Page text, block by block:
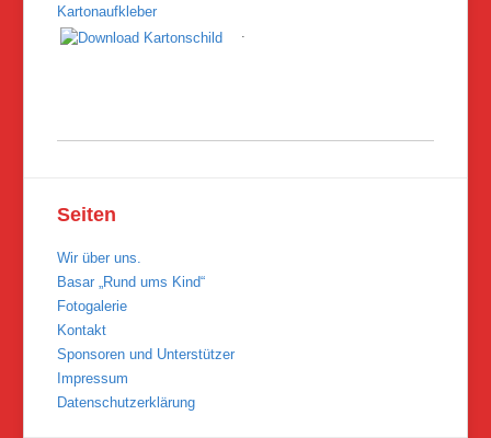
Kartonaufkleber
.
Seiten
Wir über uns.
Basar „Rund ums Kind“
Fotogalerie
Kontakt
Sponsoren und Unterstützer
Impressum
Datenschutzerklärung